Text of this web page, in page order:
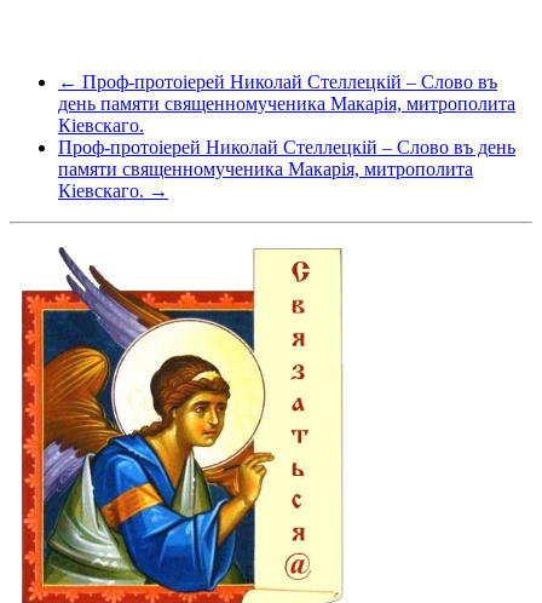
← Проф-протоіерей Николай Стеллецкій – Слово въ
день памяти священномученика Макарія, митрополита
Кіевскаго.
Проф-протоіерей Николай Стеллецкій – Слово въ день
памяти священномученика Макарія, митрополита
Кіевскаго. →